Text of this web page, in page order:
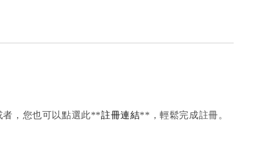
者，您也可以點選此**註冊連結**，輕鬆完成註冊。